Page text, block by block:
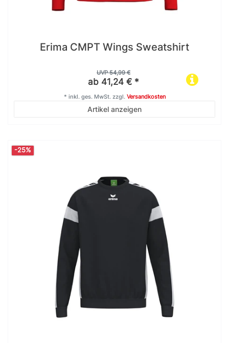
Erima CMPT Wings Sweatshirt
UVP 54,99 €
ab 41,24 € *
Artikel anzeigen
* inkl. ges. MwSt.zzgl. Versandkosten
-25%